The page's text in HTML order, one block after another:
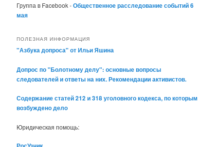
Группа в Facebook -Общественное расследование событий 6
мая
ПОЛЕЗНАЯ ИНФОРМАЦИЯ
"Азбука допроса" от Ильи Яшина
Допрос по "Болотному делу": основные вопросы
следователей и ответы на них. Рекомендации активистов.
Содержание статей 212 и 318 уголовного кодекса, по которым
возбуждено дело
Юридическая помощь: